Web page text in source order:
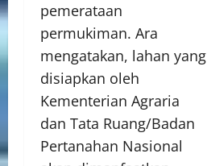
pemerataan
permukiman. Ara
mengatakan, lahan yang
disiapkan oleh
Kementerian Agraria
dan Tata Ruang/Badan
Pertanahan Nasional